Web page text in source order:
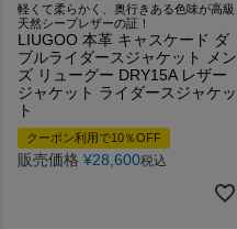
軽くて柔らかく、奥行きある色味が高級
天然シープレザーの証！
LIUGOO 本革 キャスケード ダ
ブルライダースジャケット メン
ズ リューグー DRY15A レザー
ジャケット ライダースジャケッ
ト
クーポン利用で10％OFF
販売価格 ¥28,600税込